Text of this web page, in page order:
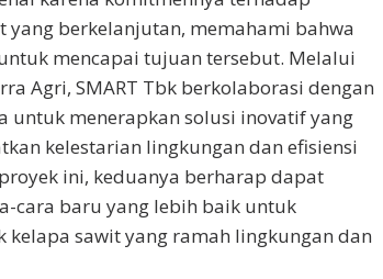
yang berkelanjutan, memahami bahwa
mencapai tujuan tersebut. Melalui
Agri, SMART Tbk berkolaborasi dengan
untuk menerapkan solusi inovatif yang
kelestarian lingkungan dan efisiensi
ini, keduanya berharap dapat
cara baru yang lebih baik untuk
kelapa sawit yang ramah lingkungan dan